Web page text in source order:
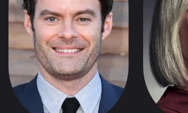
2007
Meilleure distribution (Série
13e cérémonie
Meilleur acteur (Série comique)
13e cérémonie